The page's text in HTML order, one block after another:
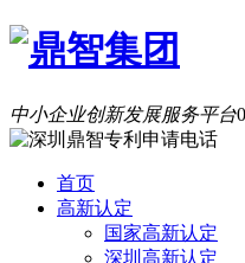
中小企业创新发展服务平台
首页
高新认定
国家高新认定
深圳高新认定